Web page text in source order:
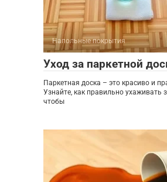
Напольные покрытия
Уход за паркетной
Паркетная доска – это красиво и
Узнайте, как правильно ухаживать
чтобы